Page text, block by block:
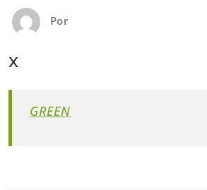
Por
x
GREEN